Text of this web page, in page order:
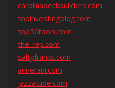
carolinadeckbuilders.com
topinvestingblog.com
top50tools.com
the-rep.com
saltyfranks.com
annerani.com
jazzatude.com